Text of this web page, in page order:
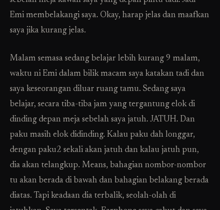
Emi membelakangi saya. Okay, harap jelas dan maafkan
saya jika kurang jelas.
Malam semasa sedang belajar lebih kurang 9 malam,
waktu ni Emi dalam bilik macam saya katakan tadi dan
saya keseorangan diluar ruang tamu. Sedang saya
belajar, secara tiba-tiba jam yang tergantung elok di
dinding depan meja sebelah saya jatuh. JATUH. Dan
paku masih elok didinding. Kalau paku dah longgar,
dengan paku2 sekali akan jatuh dan kalau jatuh pun,
dia akan telangkup. Means, bahagian nombor-nombor
tu akan berada di bawah dan bahagian belakang berada
diatas. Tapi keadaan dia terbalik, seolah-olah di